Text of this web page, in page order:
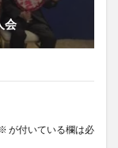
会
が付いている欄は必